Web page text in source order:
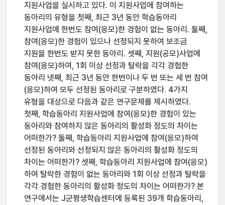
지원사업을 실시하고 있다. 이 지원사업에 참여하는
동아리의 유형을 첫째, 최근 3년 동안 학습동아리
지원사업에 한번도 참여(응모)한 경험이 없는 동아리. 둘째,
참여(응모)한 경험이 있으나 선정되지 못하여 보조금
지원을 한번도 받지 못한 동아리. 셋째, 지원(공모)사업에
참여(응모)하여, 1회 이상 선정과 탈락을 각각 경험한
동아리 넷째, 최근 3년 동안 한번이나 두 번 또는 세 번 참여
(응모)하여 모두 선정된 동아리로 구분하였다. 4가지
유형을 대상으로 다음과 같은 연구문제를 제시하였다.
첫째, 학습동아리 지원사업에 참여(응모)한 경험이 있는
동아리와 참여하지 않은 동아리의 활성화 정도의 차이는
어떠한가? 둘째, 학습동아리 지원사업에 참여(응모)하여
선정된 동아리와 선정되지 않은 동아리의 활성화 정도의
차이는 어떠한가? 셋째, 학습동아리 지원사업에 참여(응모)
하여 탈락한 경험이 없는 동아리와 1회 이상 선정과 탈락을
각각 경험한 동아리의 활성화 정도의 차이는 어떠한가? 본
연구에서는 J군평생학습센터에 등록된 39개 학습동아리,